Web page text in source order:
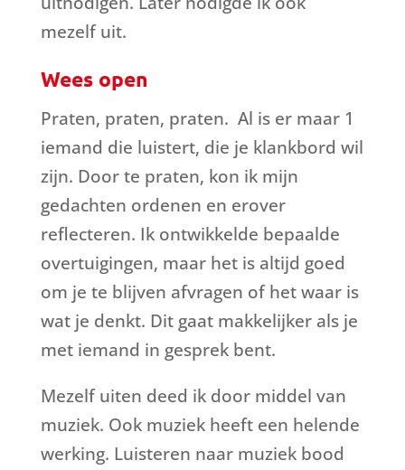
mezelf uit.
Wees open
Praten, praten, praten. Al is er maar 1
iemand die luistert, die je klankbord wil
zijn. Door te praten, kon ik mijn
gedachten ordenen en erover
reflecteren. Ik ontwikkelde bepaalde
overtuigingen, maar het is altijd goed
om je te blijven afvragen of het waar is
wat je denkt. Dit gaat makkelijker als je
met iemand in gesprek bent.
Mezelf uiten deed ik door middel van
muziek. Ook muziek heeft een helende
werking. Luisteren naar muziek bood